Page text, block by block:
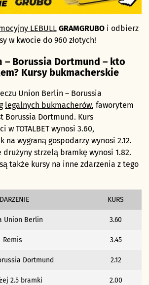
LEBULL GRAMGRUBOi odbierz
w kwocie do 960 złotych!
– Borussia Dortmund – kto
Kursy bukmacherskie
Union Berlin – Borussia
legalnych bukmacherów, faworytem
Borussia Dortmund. Kurs
w TOTALBET wynosi 3.60,
wygraną gospodarzy wynosi 2.12.
drużyny strzelą bramkę wynosi 1.82.
także kursy na inne zdarzenia z tego
KURS
Union Berlin 3.60
Remis 3.45
Dortmund 2.12
2.5 bramki 2.00